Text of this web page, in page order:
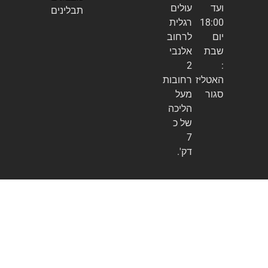
18:00
שבת
האטליז
סגור
עולים
רגלית
לרחוב
אלנבי
רחובות
מעל
הליכה
של כ
דק'.
תבלינים